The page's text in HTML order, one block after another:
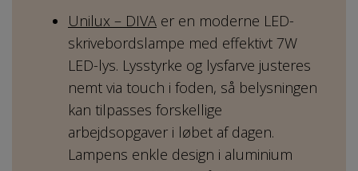
Unilux – DIVA er en moderne LED-
skrivebordslampe med effektivt 7W
LED-lys. Lysstyrke og lysfarve justeres
nemt via touch i foden, så belysningen
kan tilpasses forskellige
arbejdsopgaver i løbet af dagen.
Lampens enkle design i aluminium